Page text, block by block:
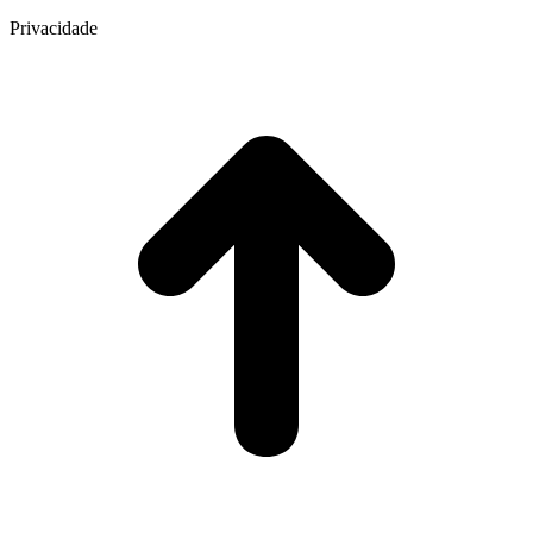
Privacidade